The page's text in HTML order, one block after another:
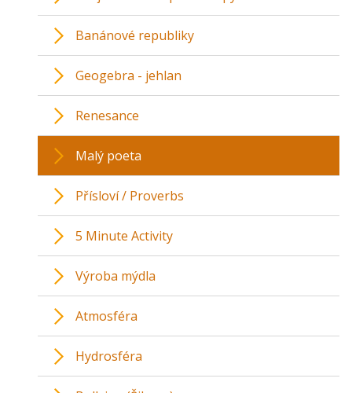
Banánové republiky
Geogebra - jehlan
Renesance
Malý poeta
Přísloví / Proverbs
5 Minute Activity
Výroba mýdla
Atmosféra
Hydrosféra